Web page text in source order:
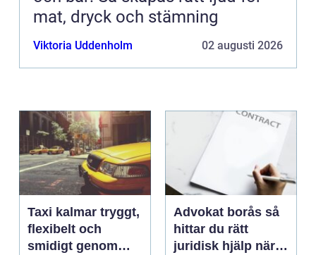
mat, dryck och stämning
Viktoria Uddenholm 02 augusti 2026
Taxi kalmar tryggt,
flexibelt och
smidigt genom
Advokat borås så
hittar du rätt
juridisk hjälp när